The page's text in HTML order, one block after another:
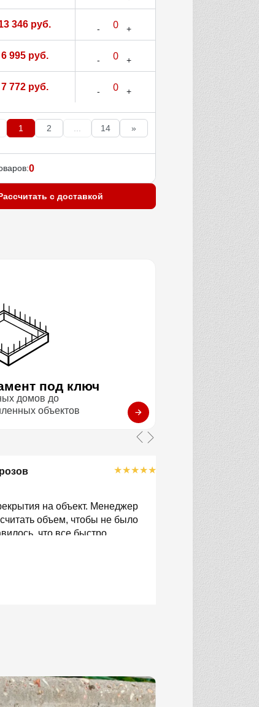
346 руб.
6 995 руб.
7 772 руб.
1 2 ... 14 »
0
с доставкой
под ключ
домов до
объектов
★★★★★
на объект. Менеджер
объем, чтобы не было
что все быстро
Евгений
14.04.2026
Делали дом,
Здесь мне
проект.
Плиты
переживали за
спокойно.